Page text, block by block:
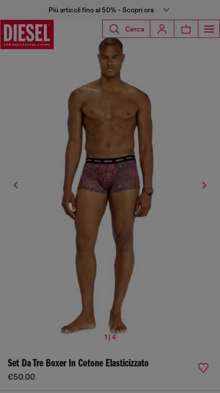
Più articoli fino al 50% - Scopri ora
Cerca
1 | 4
Set Da Tre Boxer In Cotone Elasticizzato
€50.00